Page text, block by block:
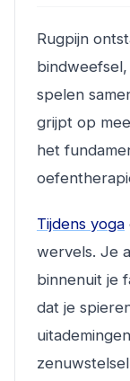
Rugpijn
spelen
grijpt op
het
Tijdens yoga
wervels. Je
binnenuit je
dat je